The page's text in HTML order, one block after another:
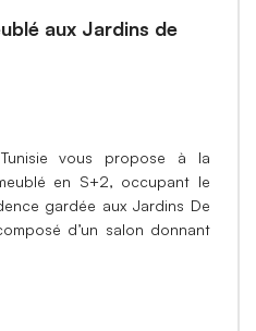
aux Jardins de
vous propose à la
en S+2, occupant le
gardée aux Jardins De
d’un salon donnant